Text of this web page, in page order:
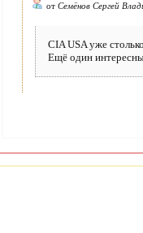
от Семёнов Сергей
CIA USA уже
Ещё один